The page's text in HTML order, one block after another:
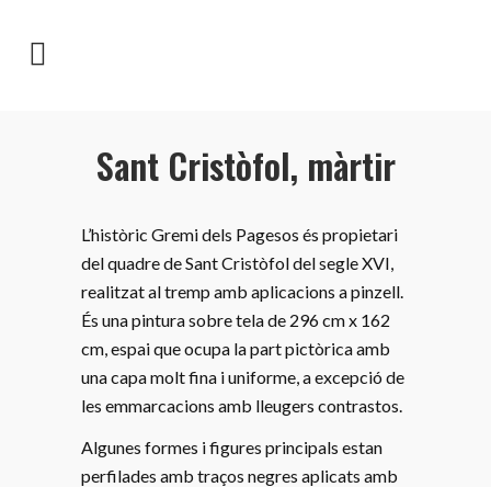
Sant Cristòfol, màrtir
L’històric Gremi dels Pagesos és propietari
del quadre de Sant Cristòfol del segle XVI,
realitzat al tremp amb aplicacions a pinzell.
És una pintura sobre tela de 296 cm x 162
cm, espai que ocupa la part pictòrica amb
una capa molt fina i uniforme, a excepció de
les emmarcacions amb lleugers contrastos.
Algunes formes i figures principals estan
perfilades amb traços negres aplicats amb